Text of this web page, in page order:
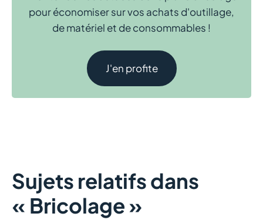
pour économiser sur vos achats d'outillage,
de matériel et de consommables !
J'en profite
Sujets relatifs dans
« Bricolage »